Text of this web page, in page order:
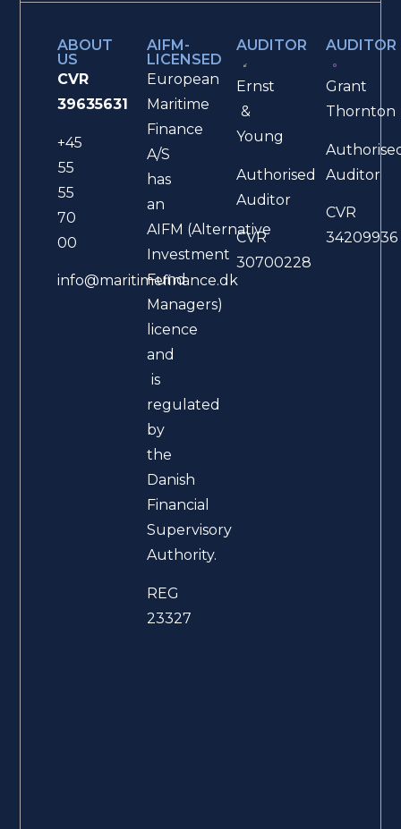
ABOUT
US
CVR
39635631
+45
55
55
70
00
info@maritimefinance.dk
AIFM-
LICENSED
European
Maritime
Finance
A/S
has
an
AIFM (Alternative
Investment
Fund
Managers)
licence
and
is
regulated
by
the
Danish
Financial
Supervisory
Authority.
REG
23327
AUDITOR
Ernst
&
Young
Authorised
Auditor
CVR
30700228
AUDITOR
Grant
Thornton
Auditor
CVR
34209936